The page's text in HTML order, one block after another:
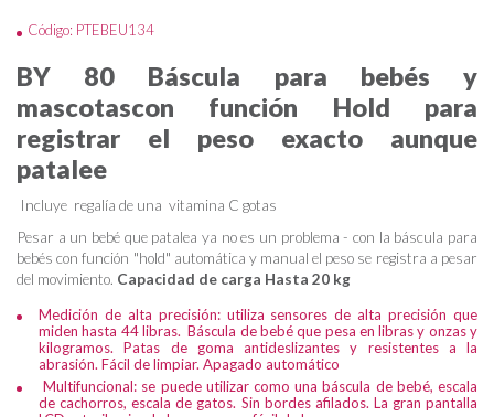
Código: PTEBEU134
BY 80 Báscula para bebés y
mascotascon función Hold para
registrar el peso exacto aunque
patalee
Incluye regalía de una vitamina C gotas
Pesar a un bebé que patalea ya no es un problema - con la báscula para
bebés con función "hold" automática y manual el peso se registra a pesar
del movimiento. Capacidad de carga Hasta 20 kg
Medición de alta precisión: utiliza sensores de alta precisión que
miden hasta 44 libras. Báscula de bebé que pesa en libras y onzas y
kilogramos. Patas de goma antideslizantes y resistentes a la
abrasión. Fácil de limpiar. Apagado automático
Multifuncional: se puede utilizar como una báscula de bebé, escala
de cachorros, escala de gatos. Sin bordes afilados. La gran pantalla